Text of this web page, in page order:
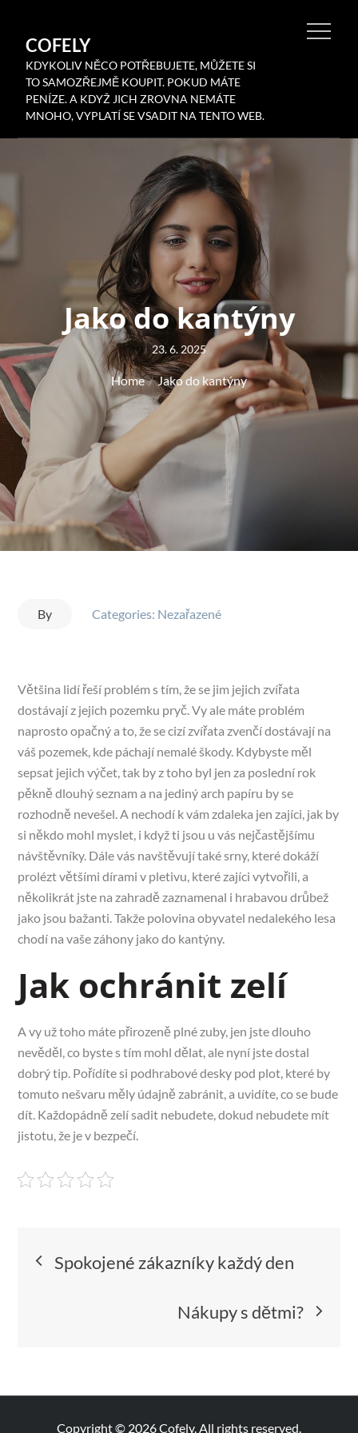
contentCOFELY
KDYKOLIV NĚCO POTŘEBUJETE, MŮŽETE SI
TO SAMOZŘEJMĚ KOUPIT. POKUD MÁTE
PENÍZE. A KDYŽ JICH ZROVNA NEMÁTE
MNOHO, VYPLATÍ SE VSADIT NA TENTO WEB.
Jako do kantýny
Posted
on
23. 6. 2025
Home Jako do kantýny
By Categories: Nezařazené
Většina lidí řeší problém s tím, že se jim jejich zvířata
dostávají z jejich pozemku pryč. Vy ale máte problém
naprosto opačný a to, že se cizí zvířata zvenčí dostávají na
váš pozemek, kde páchají nemalé škody. Kdybyste měl
sepsat jejich výčet, tak by z toho byl jen za poslední rok
pěkně dlouhý seznam a na jediný arch papíru by se
rozhodně nevešel. A nechodí k vám zdaleka jen zajíci, jak by
si někdo mohl myslet, i když ti jsou u vás nejčastějšímu
návštěvníky. Dále vás navštěvují také srny, které dokáží
prolézt většími dírami v pletivu, které zajíci vytvořili, a
několikrát jste na zahradě zaznamenal i hrabavou drůbež
jako jsou bažanti. Takže polovina obyvatel nedalekého lesa
chodí na vaše záhony jako do kantýny.
Jak ochránit zelí
A vy už toho máte přirozeně plné zuby, jen jste dlouho
nevěděl, co byste s tím mohl dělat, ale nyní jste dostal
dobrý tip. Pořídíte si podhrabové desky pod plot, které by
tomuto nešvaru měly údajně zabránit, a uvidíte, co se bude
dít. Každopádně zelí sadit nebudete, dokud nebudete mít
jistotu, že je v bezpečí.
Navigace
Spokojené zákazníky každý den
Nákupy s dětmi?
Copyright © 2026Cofely. All rights reserved.